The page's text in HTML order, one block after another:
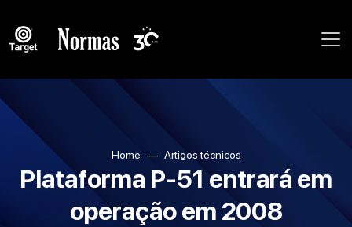
Home Artigos técnicos
Plataforma P-51 entrará em
operação em 2008